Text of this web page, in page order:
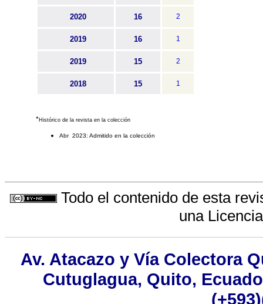
2020 16 2
2019 16 1
2019 15 2
2018 15 1
*Histórico de la revista en la colección
Abr 2023: Admitido en la colección
Todo el contenido de esta
una
Av. Atacazo y Vía Colectora
Cutuglagua, Quito,